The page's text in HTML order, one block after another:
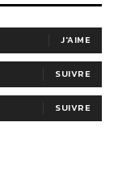
J'AIME
SUIVRE
SUIVRE